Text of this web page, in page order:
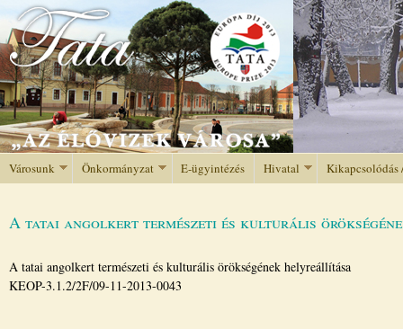
Jump to navigation
Városunk Önkormányzat E-ügyintézés Hivatal Kikapcsolódás
A tatai angolkert természeti és kulturális
A tatai angolkert természeti és kulturális örökségének helyreállítása
KEOP-3.1.2/2F/09-11-2013-0043